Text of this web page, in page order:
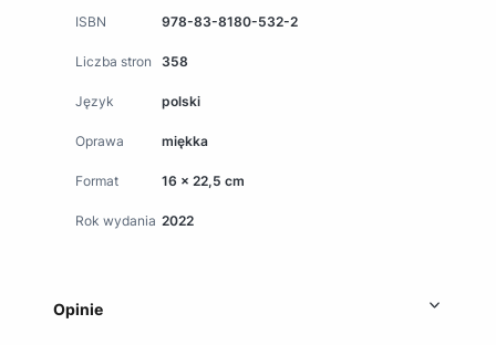
ISBN 978-83-8180-532-2
Liczba stron 358
Język polski
Oprawa miękka
Format 16 x 22,5 cm
Rok wydania 2022
Opinie